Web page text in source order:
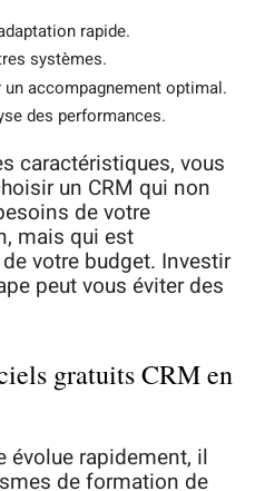
rapide.
systèmes.
un accompagnement optimal.
des performances.
caractéristiques, vous
un CRM qui non
de votre
mais qui est
votre budget. Investir
peut vous éviter des
gratuits CRM en
évolue rapidement, il
de formation de